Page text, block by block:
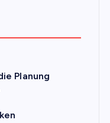
Planung